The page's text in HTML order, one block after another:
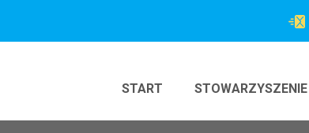
START STOWARZYSZENIE